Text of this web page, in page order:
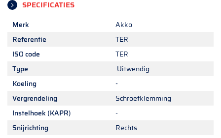
SPECIFICATIES
Merk
Akko
Referentie
TER
ISO code
TER
Type
Uitwendig
Koeling
-
Vergrendeling
Schroefklemming
Instelhoek (KAPR)
-
Snijrichting
Rechts